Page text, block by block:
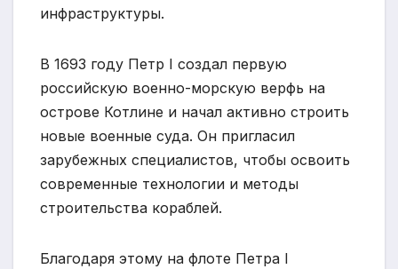
инфраструктуры.
В 1693 году Петр I создал первую
российскую военно-морскую верфь на
острове Котлине и начал активно строить
новые военные суда. Он пригласил
зарубежных специалистов, чтобы освоить
современные технологии и методы
строительства кораблей.
Благодаря этому на флоте Петра I